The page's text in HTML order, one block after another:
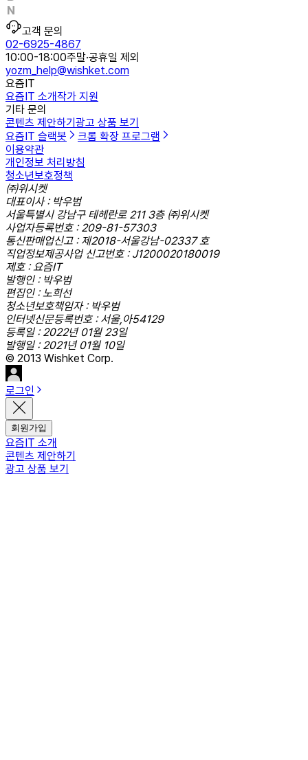
고객 문의
02-6925-4867
10:00-18:00주말·공휴일 제외
yozm_help@wishket.com
요즘IT
요즘IT 소개작가 지원
기타 문의
콘텐츠 제안하기광고 상품 보기
요즘IT 슬랙봇
크롬 확장 프로그램
이용약관
개인정보 처리방침
청소년보호정책
㈜위시켓
대표이사 : 박우범
서울특별시 강남구 테헤란로 211 3층 ㈜위시켓
사업자등록번호 : 209-81-57303
통신판매업신고 : 제2018-서울강남-02337 호
직업정보제공사업 신고번호 : J1200020180019
제호 : 요즘IT
발행인 : 박우범
편집인 : 노희선
청소년보호책임자 : 박우범
인터넷신문등록번호 : 서울,아54129
등록일 : 2022년 01월 23일
발행일 : 2021년 01월 10일
© 2013 Wishket Corp.
로그인
회원가입
요즘IT 소개
콘텐츠 제안하기
광고 상품 보기